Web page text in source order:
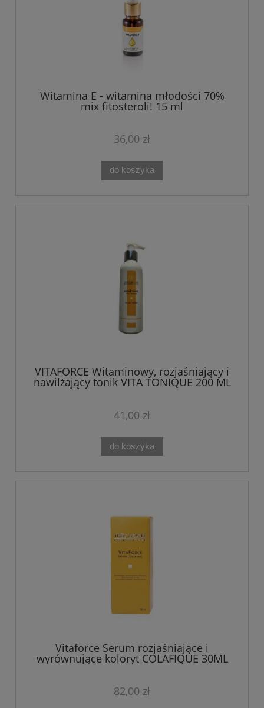
Witamina E - witamina młodości 70%
mix fitosteroli! 15 ml
36,00 zł
do koszyka
VITAFORCE Witaminowy, rozjaśniający i
nawilżający tonik VITA TONIQUE 200 ML
41,00 zł
do koszyka
Vitaforce Serum rozjaśniające i
wyrównujące koloryt COLAFIQUE 30ML
Theo Marvee
82,00 zł